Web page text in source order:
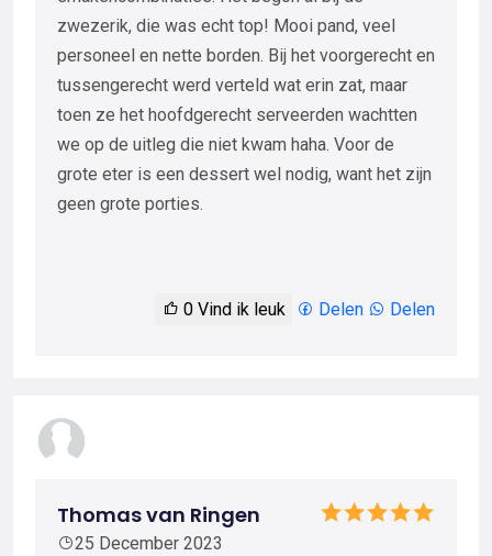
zwezerik, die was echt top! Mooi pand, veel
personeel en nette borden. Bij het voorgerecht en
tussengerecht werd verteld wat erin zat, maar
toen ze het hoofdgerecht serveerden wachtten
we op de uitleg die niet kwam haha. Voor de
grote eter is een dessert wel nodig, want het zijn
geen grote porties.
0 Vind ik leuk Delen Delen
Thomas van Ringen
25 December 2023